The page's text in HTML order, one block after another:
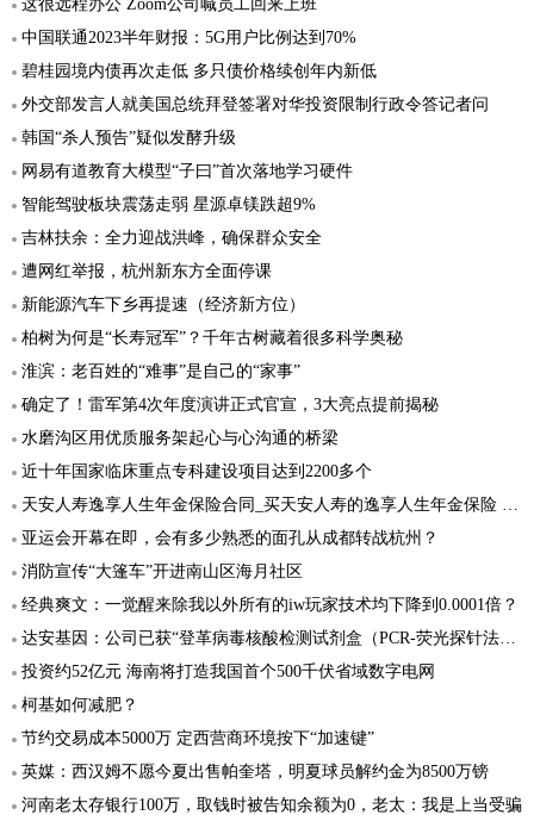
中国联通2023半年财报：5G用户比例达到70%
碧桂园境内债再次走低 多只债价格续创年内新低
外交部发言人就美国总统拜登签署对华投资限制行政令答记者问
韩国“杀人预告”疑似发酵升级
网易有道教育大模型“子曰”首次落地学习硬件
智能驾驶板块震荡走弱 星源卓镁跌超9%
吉林扶余：全力迎战洪峰，确保群众安全
遭网红举报，杭州新东方全面停课
新能源汽车下乡再提速（经济新方位）
柏树为何是“长寿冠军”？千年古树藏着很多科学奥秘
淮滨：老百姓的“难事”是自己的“家事”
确定了！雷军第4次年度演讲正式官宣，3大亮点提前揭秘
水磨沟区用优质服务架起心与心沟通的桥梁
近十年国家临床重点专科建设项目达到2200多个
天安人寿逸享人生年金保险合同_买天安人寿的逸享人生年金保险 有保障吗
亚运会开幕在即，会有多少熟悉的面孔从成都转战杭州？
消防宣传“大篷车”开进南山区海月社区
经典爽文：一觉醒来除我以外所有的iw玩家技术均下降到0.0001倍？
达安基因：公司已获“登革病毒核酸检测试剂盒（PCR-荧光探针法）”的医疗器械注册证
投资约52亿元 海南将打造我国首个500千伏省域数字电网
柯基如何减肥？
节约交易成本5000万 定西营商环境按下“加速键”
英媒：西汉姆不愿今夏出售帕奎塔，明夏球员解约金为8500万镑
河南老太存银行100万，取钱时被告知余额为0，老太：我是上当受骗